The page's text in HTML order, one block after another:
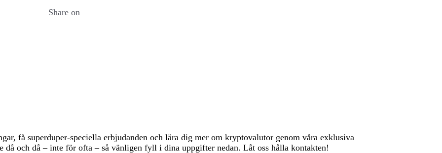
Share on
få superduper-speciella erbjudanden och lära dig mer om kryptovalutor genom våra exklusiva
då och då – inte för ofta – så vänligen fyll i dina uppgifter nedan. Låt oss hålla kontakten!